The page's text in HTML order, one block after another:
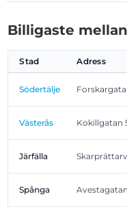
Billigaste
Stad Adress
Södertälje
Västerås Kokillgatan
Järfälla
Spånga